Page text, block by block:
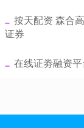
按天配资 森合
证券
在线证劵融资平